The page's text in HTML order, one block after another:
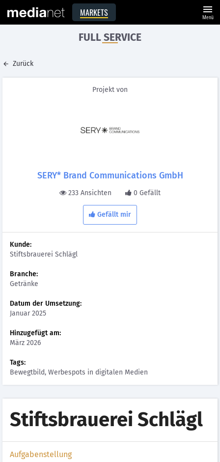
MARKETS menu
Menü
FULL SERVICE
Zurück
Projekt von
SERY* Brand Communications GmbH
233 Ansichten 0 Gefällt
Gefällt mir
Kunde:
Stiftsbrauerei Schlägl
Branche:
Getränke
Datum der Umsetzung:
Januar 2025
Hinzugefügt am:
März 2026
Tags:
Bewegtbild, Werbespots in digitalen Medien
Stiftsbrauerei Schlägl
Aufgabenstellung